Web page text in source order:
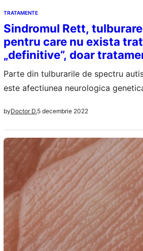
TRATAMENTE
Sindromul Rett,
pentru care nu exista
„definitive”, doar
Parte din tulburarile de spectru
este afectiunea neurologica
masura ce boala se agraveaza
misca in mod normal si are
bebelusi dezvoltarea e normala
dupa sase luni…
byDoctor D.5 decembrie 2022